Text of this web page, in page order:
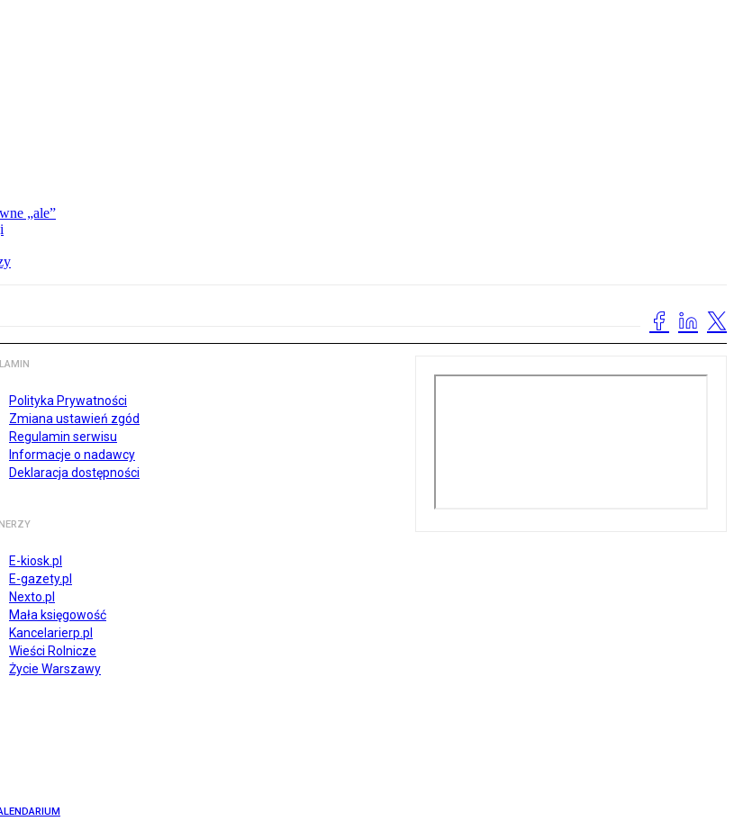
„ale”
Polityka Prywatności
Zmiana ustawień zgód
Regulamin serwisu
Informacje o nadawcy
Deklaracja dostępności
E-kiosk.pl
E-gazety.pl
Nexto.pl
Mała księgowość
Kancelarierp.pl
Wieści Rolnicze
Życie Warszawy